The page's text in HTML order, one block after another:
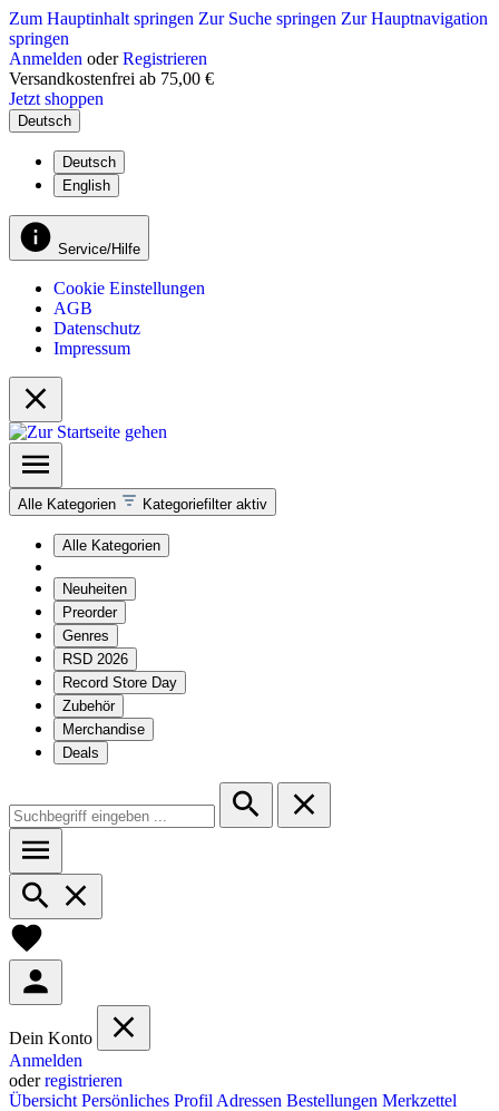
Zum Hauptinhalt springen Zur Suche springen Zur Hauptnavigation
springen
Anmelden oder Registrieren
Versandkostenfrei ab 75,00 €
Jetzt shoppen
Deutsch
Deutsch
English
Service/Hilfe
Cookie Einstellungen
AGB
Datenschutz
Impressum
Alle Kategorien Kategoriefilter aktiv
Alle Kategorien
Neuheiten
Preorder
Genres
RSD 2026
Record Store Day
Zubehör
Merchandise
Deals
Dein Konto
Anmelden
oderregistrieren
Übersicht Persönliches Profil Adressen Bestellungen Merkzettel